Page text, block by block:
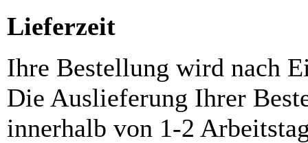
Lieferzeit
Ihre Bestellung wird nach
Die Auslieferung Ihrer
innerhalb von 1-2